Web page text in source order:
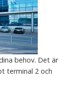
behov. Det är
terminal 2 och